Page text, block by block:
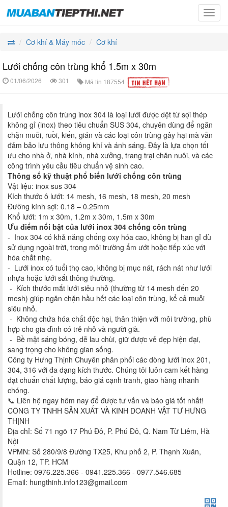
Cơ khí & Máy móc
Cơ khí
Lưới chống côn trùng khổ 1.5m x 30m
01/06/2026 301 Mã tin 187554
Lưới chống côn trùng inox 304 là loại lưới được dệt từ sợi thép
không gỉ (inox) theo tiêu chuẩn SUS 304, chuyên dùng để ngăn
chặn muỗi, ruồi, kiến, gián và các loại côn trùng gây hại mà vẫn
đảm bảo lưu thông không khí và ánh sáng. Đây là lựa chọn tối
ưu cho nhà ở, nhà kính, nhà xưởng, trang trại chăn nuôi, và các
công trình yêu cầu tiêu chuẩn vệ sinh cao.
Thông số kỹ thuật phổ biến lưới chống côn trùng
Vật liệu: inox sus 304
Kích thước ô lưới: 14 mesh, 16 mesh, 18 mesh, 20 mesh
Đường kính sợi: 0.18 – 0.25mm
Khổ lưới: 1m x 30m, 1.2m x 30m, 1.5m x 30m
Ưu điểm nổi bật của lưới inox 304 chống côn trùng
- Inox 304 có khả năng chống oxy hóa cao, không bị han gỉ dù
sử dụng ngoài trời, trong môi trường ẩm ướt hoặc tiếp xúc với
hóa chất nhẹ.
- Lưới inox có tuổi thọ cao, không bị mục nát, rách nát như lưới
nhựa hoặc lưới sắt thông thường.
- Kích thước mắt lưới siêu nhỏ (thường từ 14 mesh đến 20
mesh) giúp ngăn chặn hầu hết các loại côn trùng, kể cả muỗi
siêu nhỏ.
- Không chứa hóa chất độc hại, thân thiện với môi trường, phù
hợp cho gia đình có trẻ nhỏ và người già.
- Bề mặt sáng bóng, dễ lau chùi, giữ được vẻ đẹp hiện đại,
sang trọng cho không gian sống.
Công ty Hưng Thịnh Chuyên phân phối các dòng lưới inox 201,
304, 316 với đa dạng kích thước. Chúng tôi luôn cam kết hàng
đạt chuẩn chất lượng, báo giá cạnh tranh, giao hàng nhanh
chóng.
📞 Liên hệ ngay hôm nay để được tư vấn và báo giá tốt nhất!
CÔNG TY TNHH SẢN XUẤT VÀ KINH DOANH VẬT TƯ HƯNG
THỊNH
Địa chỉ: Số 71 ngõ 17 Phú Đô, P. Phú Đô, Q. Nam Từ Liêm, Hà
Nội
VPMN: Số 280/9/8 Đường TX25, Khu phố 2, P. Thạnh Xuân,
Quận 12, TP. HCM
Hotline: 0976.225.366 - 0941.225.366 - 0977.546.685
Email: hungthinh.info123@gmail.com